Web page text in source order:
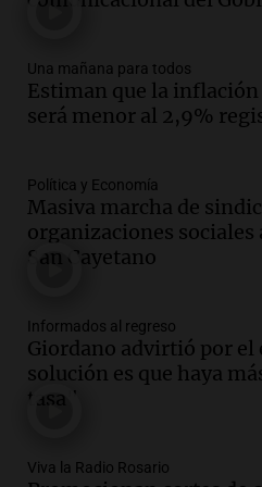
Audio.La historia de
firmó Jorge Messi
contrato de Leo con
Episodios
Audio.Joan
Messi hubiera
Una mañana para todos
Audio.El orgullo y
Jorge Messi en una
Vargas en 2007
Audio.El abuelo de
Una mañana para todos
Estiman que la
será menor al 2,9%
Política y Economía
Masiva marcha de
organizaciones sociales
San Cayetano
Informados al regreso
Giordano advirtió por
solución es que haya
tasa"
Viva la Radio Rosario